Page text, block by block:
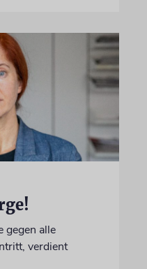
gegen alle
verdient